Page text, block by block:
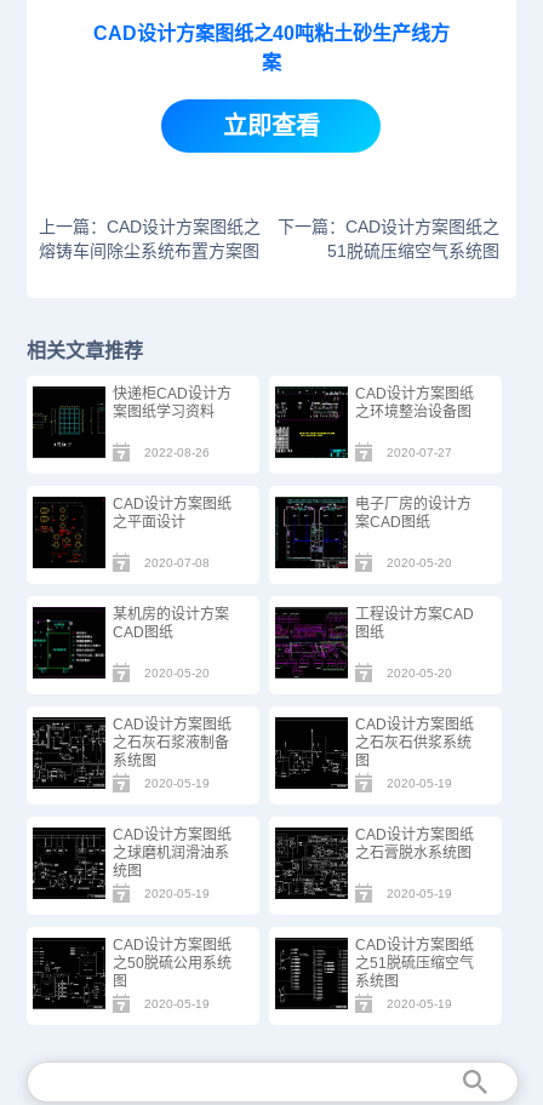
CAD设计方案图纸之40吨粘土砂生产线方
案
立即查看
上一篇：CAD设计方案图纸之
熔铸车间除尘系统布置方案图
下一篇：CAD设计方案图纸之
51脱硫压缩空气系统图
相关文章推荐
快递柜CAD设计方
案图纸学习资料
2022-08-26
CAD设计方案图纸
之环境整治设备图
2020-07-27
CAD设计方案图纸
之平面设计
2020-07-08
电子厂房的设计方
案CAD图纸
2020-05-20
某机房的设计方案
CAD图纸
2020-05-20
工程设计方案CAD
图纸
2020-05-20
CAD设计方案图纸
之石灰石浆液制备
系统图
2020-05-19
CAD设计方案图纸
之石灰石供浆系统
图
2020-05-19
CAD设计方案图纸
之球磨机润滑油系
统图
2020-05-19
CAD设计方案图纸
之石膏脱水系统图
2020-05-19
CAD设计方案图纸
之50脱硫公用系统
图
2020-05-19
CAD设计方案图纸
之51脱硫压缩空气
系统图
2020-05-19